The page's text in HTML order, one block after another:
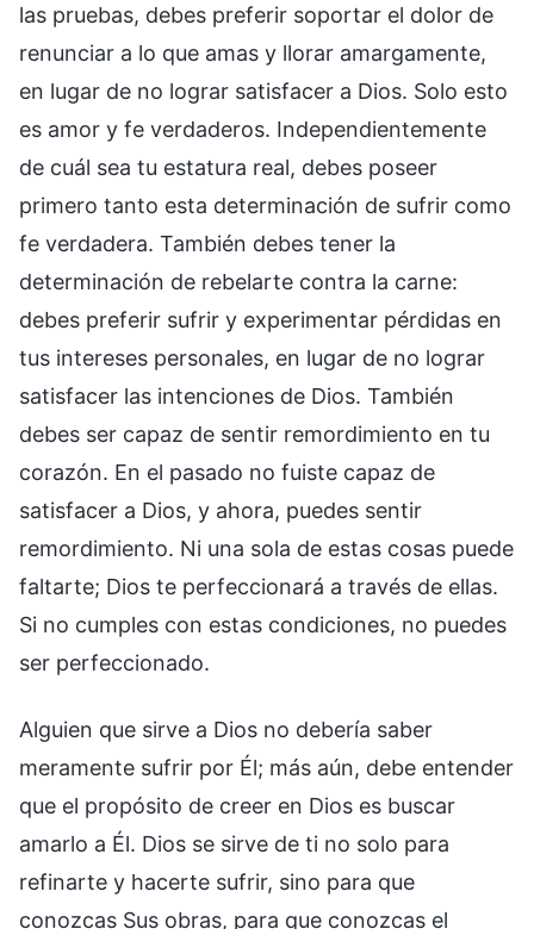
las pruebas, debes preferir soportar el dolor de
renunciar a lo que amas y llorar amargamente,
en lugar de no lograr satisfacer a Dios. Solo esto
es amor y fe verdaderos. Independientemente
de cuál sea tu estatura real, debes poseer
primero tanto esta determinación de sufrir como
fe verdadera. También debes tener la
determinación de rebelarte contra la carne:
debes preferir sufrir y experimentar pérdidas en
tus intereses personales, en lugar de no lograr
satisfacer las intenciones de Dios. También
debes ser capaz de sentir remordimiento en tu
corazón. En el pasado no fuiste capaz de
satisfacer a Dios, y ahora, puedes sentir
remordimiento. Ni una sola de estas cosas puede
faltarte; Dios te perfeccionará a través de ellas.
Si no cumples con estas condiciones, no puedes
ser perfeccionado.
Alguien que sirve a Dios no debería saber
meramente sufrir por Él; más aún, debe entender
que el propósito de creer en Dios es buscar
amarlo a Él. Dios se sirve de ti no solo para
refinarte y hacerte sufrir, sino para que
conozcas Sus obras, para que conozcas el